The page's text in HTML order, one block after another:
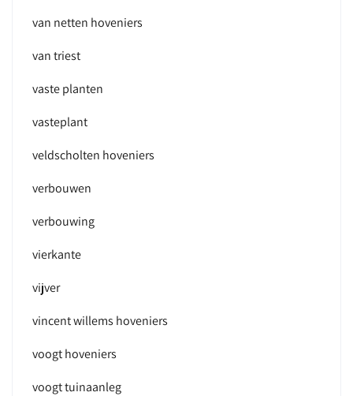
van netten hoveniers
van triest
vaste planten
vasteplant
veldscholten hoveniers
verbouwen
verbouwing
vierkante
vijver
vincent willems hoveniers
voogt hoveniers
voogt tuinaanleg